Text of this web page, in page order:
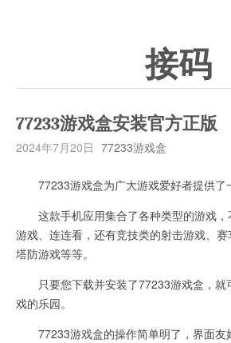
接码
77233游戏盒安装官方正版
2024年7月20日 77233游戏盒
77233游戏盒为广大游戏爱好者提供了
这款手机应用集合了各种类型的游戏，
游戏、连连看，还有竞技类的射击游戏、
塔防游戏等等。
只要您下载并安装了77233游戏盒，就
戏的乐园。
77233游戏盒的操作简单明了，界面友